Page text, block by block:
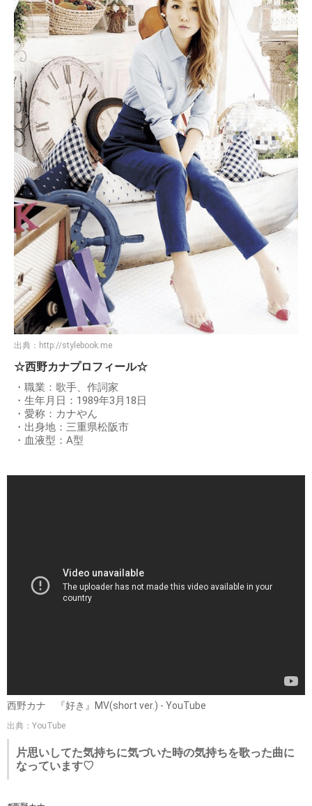
出典： http://stylebook.me
☆西野カナプロフィール☆
・職業：歌手、作詞家
・生年月日：1989年3月18日
・愛称：カナやん
・出身地：三重県松阪市
・血液型：A型
西野カナ 『好き』MV(short ver.) - YouTube
出典：YouTube
片思いしてた気持ちに気づいた時の気持ちを歌った曲に
なっています♡